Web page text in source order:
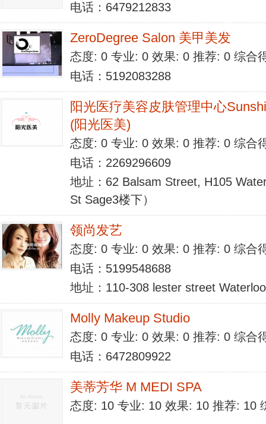
电话：6479212833
ZeroDegree Salon 美甲美发
态度: 0 专业: 0 效果: 0 推荐: 0 综合
电话：5192083288
阳光医疗美容皮肤管理中心
(阳光医美)
态度: 0 专业: 0 效果: 0 推荐: 0 综合
电话：2269296609
地址：62 Balsam Street, H105
St Sage3楼下）
领尚发艺
态度: 0 专业: 0 效果: 0 推荐: 0 综合
电话：5199548688
地址：110-308 lester street Waterloo
Molly Makeup Studio
态度: 0 专业: 0 效果: 0 推荐: 0 综合
电话：6472809922
美蒂芳华 M MEDI SPA
态度: 10 专业: 10 效果: 10 推荐: 10